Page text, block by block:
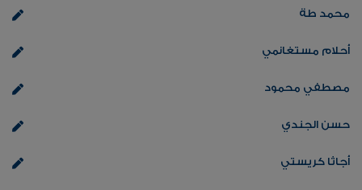
محمد طة
أحلام مستغانمي
مصطفي محمود
حسن الجندي
أجاثا كريستي